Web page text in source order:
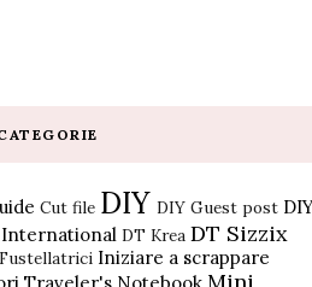
Cut file DIY DIY Guest post
International DT Krea DT Sizzix
Fustellatrici Iniziare a scrappare